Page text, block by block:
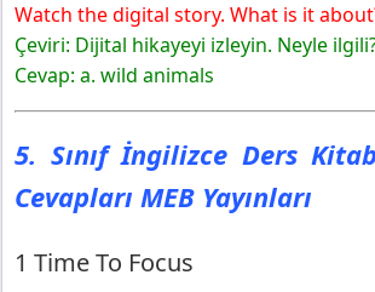
5. Sınıf İngilizce Ders Kitabı Sayfa 115
Yayınları
2 Time To Say
3 Time To Learn New Words
5. Sınıf İngilizce Ders Kitabı Sayfa 117
Yayınları
5. Sınıf İngilizce Ders Kitabı Sayfa 118
Watch the digital story. What is it
Çeviri: Dijital hikayeyi izleyin. Neyle
Cevap: a. wild animals
5. Sınıf İngilizce Ders
Cevapları MEB Yayınları
1 Time To Focus